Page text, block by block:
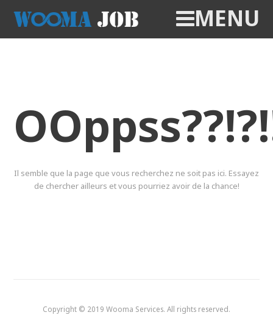
MENU
Il semble que la page que vous recherchez ne soit pas ici. Essayez
de chercher ailleurs et vous pourriez avoir de la chance!
Copyright © 2019 Wooma Services. All rights reserved.